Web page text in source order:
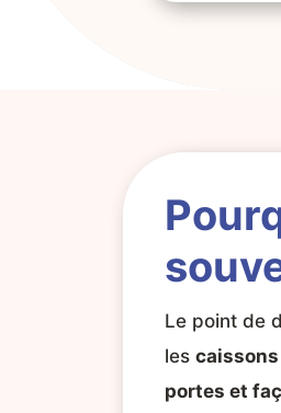
Le point de
les
portes et